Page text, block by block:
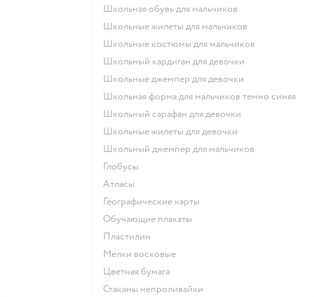
Школьная обувь для мальчиков
Школьные жилеты для мальчиков
Школьные костюмы для мальчиков
Школьный кардиган для девочки
Школьные джемпер для девочки
Школьная форма для мальчиков темно синяя
Школьный сарафан для девочки
Школьные жилеты для девочки
Школьный джемпер для мальчиков
Глобусы
Атласы
Географические карты
Обучающие плакаты
Пластилин
Мелки восковые
Цветная бумага
Стаканы непроливайки